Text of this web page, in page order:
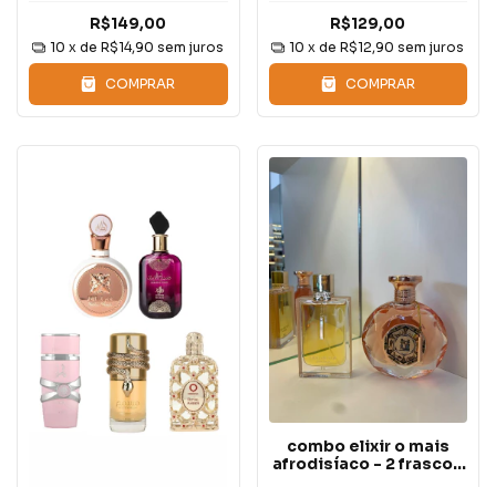
R$149,00
10 x deR$14,90 sem juros
COMPRAR
R$129,00
10 x deR$12,90 sem juros
COMPRAR
combo elixir o mais
afrodisíaco - 2 frascos